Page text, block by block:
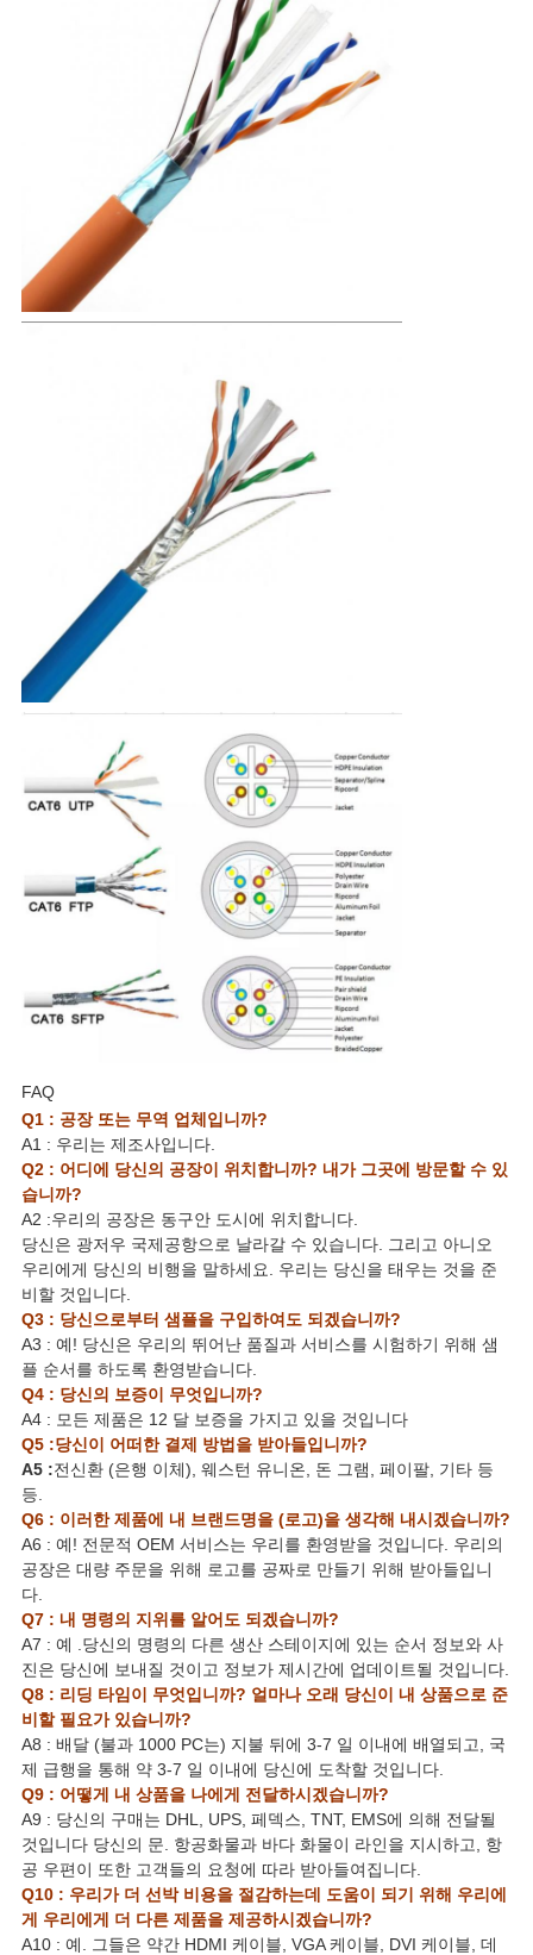
FAQ
Q1 : 공장 또는 무역 업체입니까?
A1 : 우리는 제조사입니다.
Q2 : 어디에 당신의 공장이 위치합니까? 내가 그곳에 방문할 수 있
습니까?
A2 :우리의 공장은 동구안 도시에 위치합니다.
당신은 광저우 국제공항으로 날라갈 수 있습니다. 그리고 아니오
우리에게 당신의 비행을 말하세요. 우리는 당신을 태우는 것을 준
비할 것입니다.
Q3 : 당신으로부터 샘플을 구입하여도 되겠습니까?
A3 : 예! 당신은 우리의 뛰어난 품질과 서비스를 시험하기 위해 샘
플 순서를 하도록 환영받습니다.
Q4 : 당신의 보증이 무엇입니까?
A4 : 모든 제품은 12 달 보증을 가지고 있을 것입니다
Q5 :당신이 어떠한 결제 방법을 받아들입니까?
A5 :전신환 (은행 이체), 웨스턴 유니온, 돈 그램, 페이팔, 기타 등
등.
Q6 : 이러한 제품에 내 브랜드명을 (로고)을 생각해 내시겠습니까?
A6 : 예! 전문적 OEM 서비스는 우리를 환영받을 것입니다. 우리의
공장은 대량 주문을 위해 로고를 공짜로 만들기 위해 받아들입니
다.
Q7 : 내 명령의 지위를 알어도 되겠습니까?
A7 : 예 .당신의 명령의 다른 생산 스테이지에 있는 순서 정보와 사
진은 당신에 보내질 것이고 정보가 제시간에 업데이트될 것입니다.
Q8 : 리딩 타임이 무엇입니까? 얼마나 오래 당신이 내 상품으로 준
비할 필요가 있습니까?
A8 : 배달 (불과 1000 PC는) 지불 뒤에 3-7 일 이내에 배열되고, 국
제 급행을 통해 약 3-7 일 이내에 당신에 도착할 것입니다.
Q9 : 어떻게 내 상품을 나에게 전달하시겠습니까?
A9 : 당신의 구매는 DHL, UPS, 페덱스, TNT, EMS에 의해 전달될
것입니다 당신의 문. 항공화물과 바다 화물이 라인을 지시하고, 항
공 우편이 또한 고객들의 요청에 따라 받아들여집니다.
Q10 : 우리가 더 선박 비용을 절감하는데 도움이 되기 위해 우리에
게 우리에게 더 다른 제품을 제공하시겠습니까?
A10 : 예. 그들은 약간 HDMI 케이블, VGA 케이블, DVI 케이블, 데